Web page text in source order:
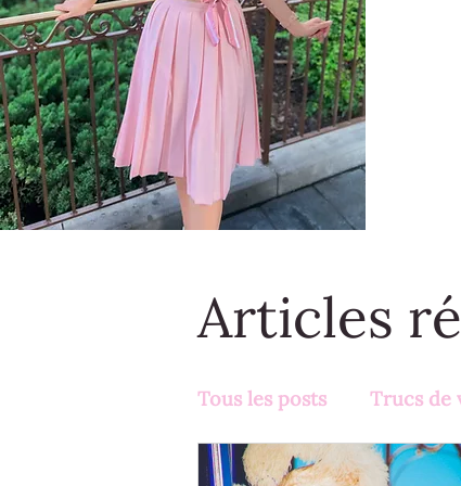
Articles
Tous les posts Trucs de